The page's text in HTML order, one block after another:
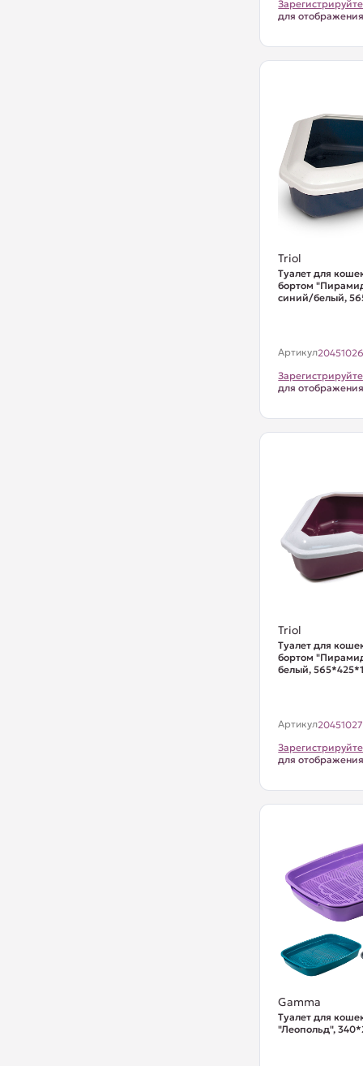
для
Triol
Туалет для
бортом
синий/белый,
Артикул
для
Triol
Туалет для
бортом
белый,
Артикул20451027
для
Gamma
Туалет для
"Леопольд",